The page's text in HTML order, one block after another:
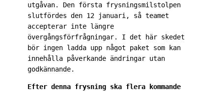
utgåvan. Den första frysningsmilstolpen
slutfördes den 12 januari, så teamet
accepterar inte längre
övergångsförfrågningar. I det här skedet
bör ingen ladda upp något paket som kan
innehålla påverkande ändringar utan
godkännande.
Efter denna frysning ska flera kommande